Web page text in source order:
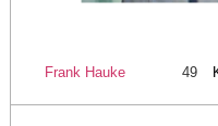
Frank Hauke 49